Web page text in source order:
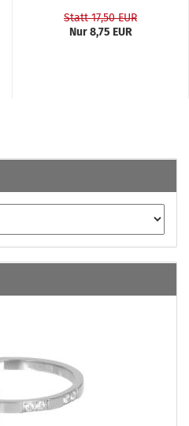
Statt 17,50 EUR
Nur 8,75 EUR